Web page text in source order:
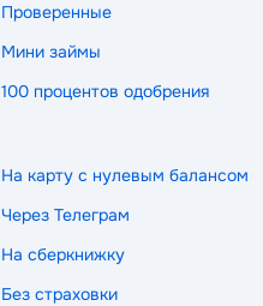
Проверенные
Мини займы
100 процентов одобрения
На карту с нулевым балансом
Через Телеграм
На сберкнижку
Без страховки